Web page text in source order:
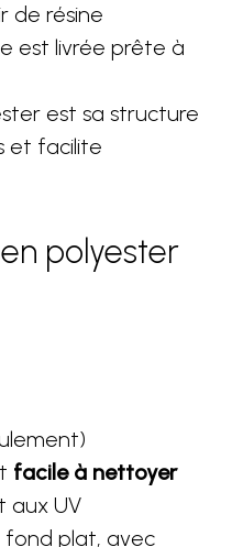
de résine
est livrée prête à
est sa structure
et facilite
polyester
facile à nettoyer
aux UV
fond plat, avec